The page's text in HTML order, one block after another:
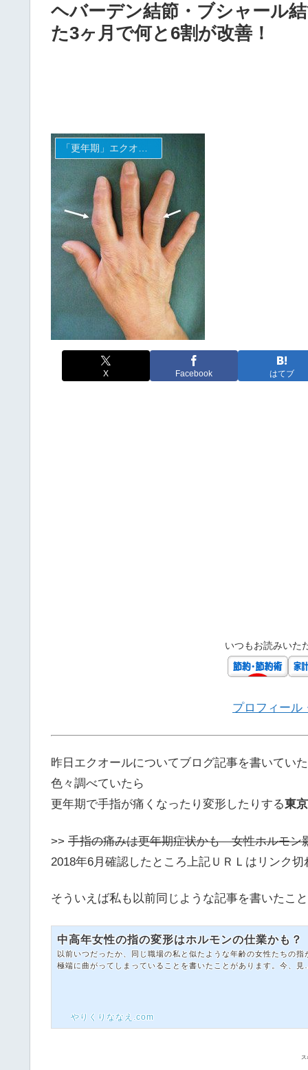
ヘバーデン結節・ブシャール
た3ヶ月で何と6割が改善！
X Facebook はてブ
いつもお読みいた
プロフィー
昨日エクオールについてブログ記事を書いてい
色々調べていたら
更年期で手指が痛くなったり変形したりする東
>> 手指の痛みは更年期症状かも 女性ホルモ
2018年6月確認したところ上記ＵＲＬはリンク
そういえば私も以前同じような記事を書いたこ
中高年女性の指の変形はホルモンの仕業かも？
以前いつだったか、同じ職場の私と似たような年齢の女性たちの指
極端に曲がってしまっていることを書いたことがあります。今、見
のでは無く、ましになったり痛くなったりの繰り返し)でも今は痛み
がほとんど無くなりました。スポンサードリンク(adsbygoogle =
やりくりななえ.com
ス